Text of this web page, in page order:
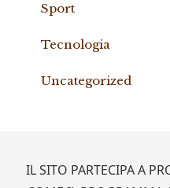
Sport
Tecnologia
Uncategorized
IL SITO PARTECIPA A